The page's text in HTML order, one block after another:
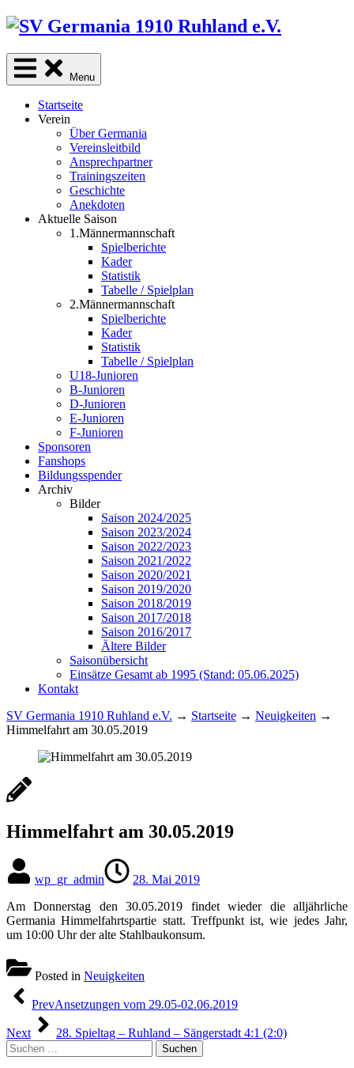
Skip
content
Menu
Startseite
Verein
Über Germania
Vereinsleitbild
Ansprechpartner
Trainingszeiten
Geschichte
Anekdoten
Aktuelle Saison
1.Männermannschaft
Spielberichte
Kader
Statistik
Tabelle / Spielplan
2.Männermannschaft
Spielberichte
Kader
Statistik
Tabelle / Spielplan
U18-Junioren
B-Junioren
D-Junioren
E-Junioren
F-Junioren
Sponsoren
Fanshops
Bildungsspender
Archiv
Bilder
Saison 2024/2025
Saison 2023/2024
Saison 2022/2023
Saison 2021/2022
Saison 2020/2021
Saison 2019/2020
Saison 2018/2019
Saison 2017/2018
Saison 2016/2017
Ältere Bilder
Saisonübersicht
Einsätze Gesamt ab 1995 (Stand: 05.06.2025)
Kontakt
SV Germania 1910 Ruhland e.V. → Startseite → Neuigkeiten →
Himmelfahrt am 30.05.2019
Himmelfahrt am 30.05.2019
wp_gr_admin
28. Mai 2019
Am Donnerstag den 30.05.2019 findet wieder die alljährliche
Germania Himmelfahrtspartie statt. Treffpunkt ist, wie jedes Jahr,
um 10:00 Uhr der alte Stahlbaukonsum.
Posted in Neuigkeiten
Beitragsnavigation
PrevAnsetzungen vom 29.05-02.06.2019
Next
28. Spieltag – Ruhland – Sängerstadt 4:1 (2:0)
Suchen
nach: